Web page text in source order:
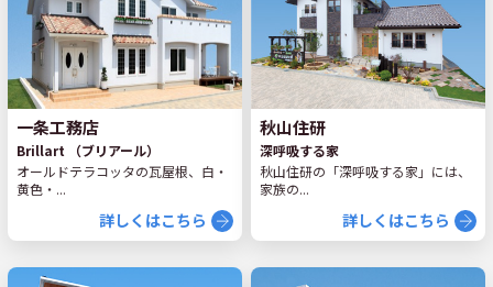
一条工務店
Brillart （ブリアール）
オールドテラコッタの瓦屋根、白・
黄色・...
詳しくはこちら
秋山住研
深呼吸する家
秋山住研の「深呼吸する家」には、
家族の...
詳しくはこちら